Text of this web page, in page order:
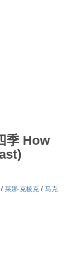
季 How
/ 莱娜·克棱克 / 马克